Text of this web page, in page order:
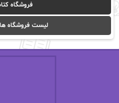
ا_اصغر زاده
اریک مورگنشترن
فروشگاه
لیست فروشگاه